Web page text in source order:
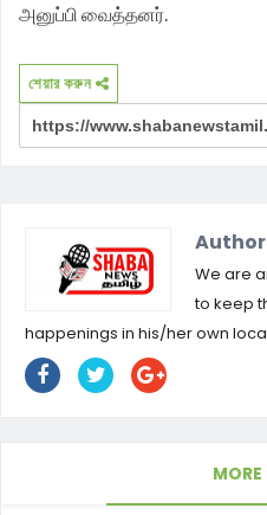
அனுப்பி வைத்தனர்.
শেয়ার করুন
We are
to keep
happenings in his/her own